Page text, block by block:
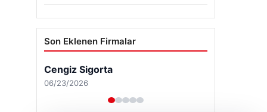
Son Eklenen Firmalar